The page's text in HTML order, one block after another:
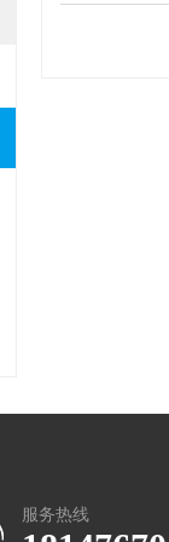
服务热线